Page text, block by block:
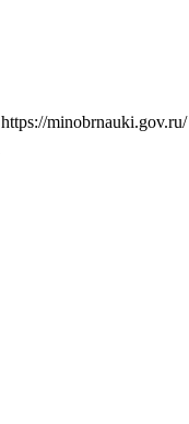
https://minobrnauki.gov.ru/